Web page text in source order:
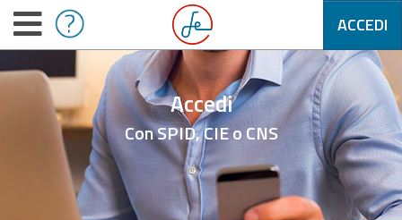
ACCEDI
Accedi
Con SPID, CIE o CNS